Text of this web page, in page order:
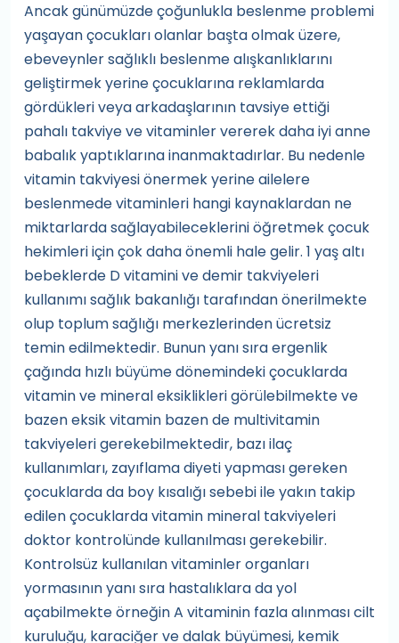
Ancak günümüzde çoğunlukla beslenme problemi
yaşayan çocukları olanlar başta olmak üzere,
ebeveynler sağlıklı beslenme alışkanlıklarını
geliştirmek yerine çocuklarına reklamlarda
gördükleri veya arkadaşlarının tavsiye ettiği
pahalı takviye ve vitaminler vererek daha iyi anne
babalık yaptıklarına inanmaktadırlar. Bu nedenle
vitamin takviyesi önermek yerine ailelere
beslenmede vitaminleri hangi kaynaklardan ne
miktarlarda sağlayabileceklerini öğretmek çocuk
hekimleri için çok daha önemli hale gelir. 1 yaş altı
bebeklerde D vitamini ve demir takviyeleri
kullanımı sağlık bakanlığı tarafından önerilmekte
olup toplum sağlığı merkezlerinden ücretsiz
temin edilmektedir. Bunun yanı sıra ergenlik
çağında hızlı büyüme dönemindeki çocuklarda
vitamin ve mineral eksiklikleri görülebilmekte ve
bazen eksik vitamin bazen de multivitamin
takviyeleri gerekebilmektedir, bazı ilaç
kullanımları, zayıflama diyeti yapması gereken
çocuklarda da boy kısalığı sebebi ile yakın takip
edilen çocuklarda vitamin mineral takviyeleri
doktor kontrolünde kullanılması gerekebilir.
Kontrolsüz kullanılan vitaminler organları
yormasının yanı sıra hastalıklara da yol
açabilmekte örneğin A vitaminin fazla alınması cilt
kuruluğu, karaciğer ve dalak büyümesi, kemik